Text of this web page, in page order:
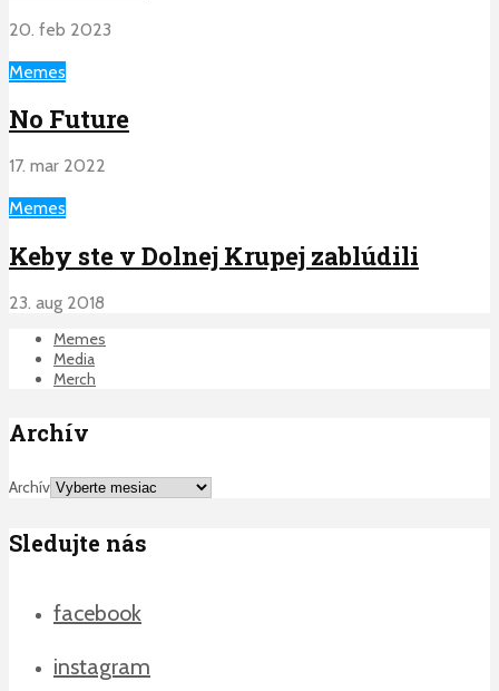
20. feb 2023
Memes
No Future
17. mar 2022
Memes
Keby ste v Dolnej Krupej zablúdili
23. aug 2018
Memes
Media
Merch
Archív
Archív
Sledujte nás
facebook
instagram